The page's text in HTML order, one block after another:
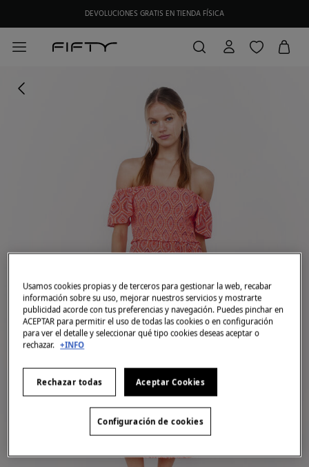
DEVOLUCIONES GRATIS EN TIENDA FÍSICA
Usamos cookies propias y de terceros para gestionar la web, recabar
información sobre su uso, mejorar nuestros servicios y mostrarte
publicidad acorde con tus preferencias y navegación. Puedes pinchar en
ACEPTAR para permitir el uso de todas las cookies o en configuración
para ver el detalle y seleccionar qué tipo cookies deseas aceptar o
rechazar. +INFO
Rechazar todas Aceptar Cookies
Configuración de cookies